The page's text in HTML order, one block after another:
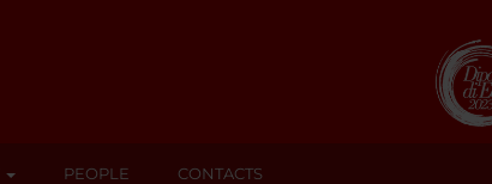
PEOPLE CONTACTS